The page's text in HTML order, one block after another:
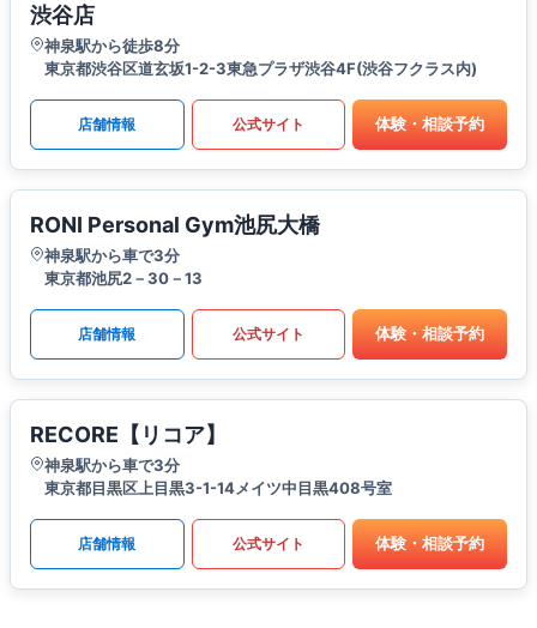
渋谷店
神泉駅から徒歩8分
東京都渋谷区道玄坂1-2-3東急プラザ渋谷4F(渋谷フクラス内)
店舗情報 公式サイト 体験・相談予約
RONI Personal Gym池尻大橋
神泉駅から車で3分
東京都池尻2－30－13
店舗情報 公式サイト 体験・相談予約
RECORE【リコア】
神泉駅から車で3分
東京都目黒区上目黒3-1-14メイツ中目黒408号室
店舗情報 公式サイト 体験・相談予約